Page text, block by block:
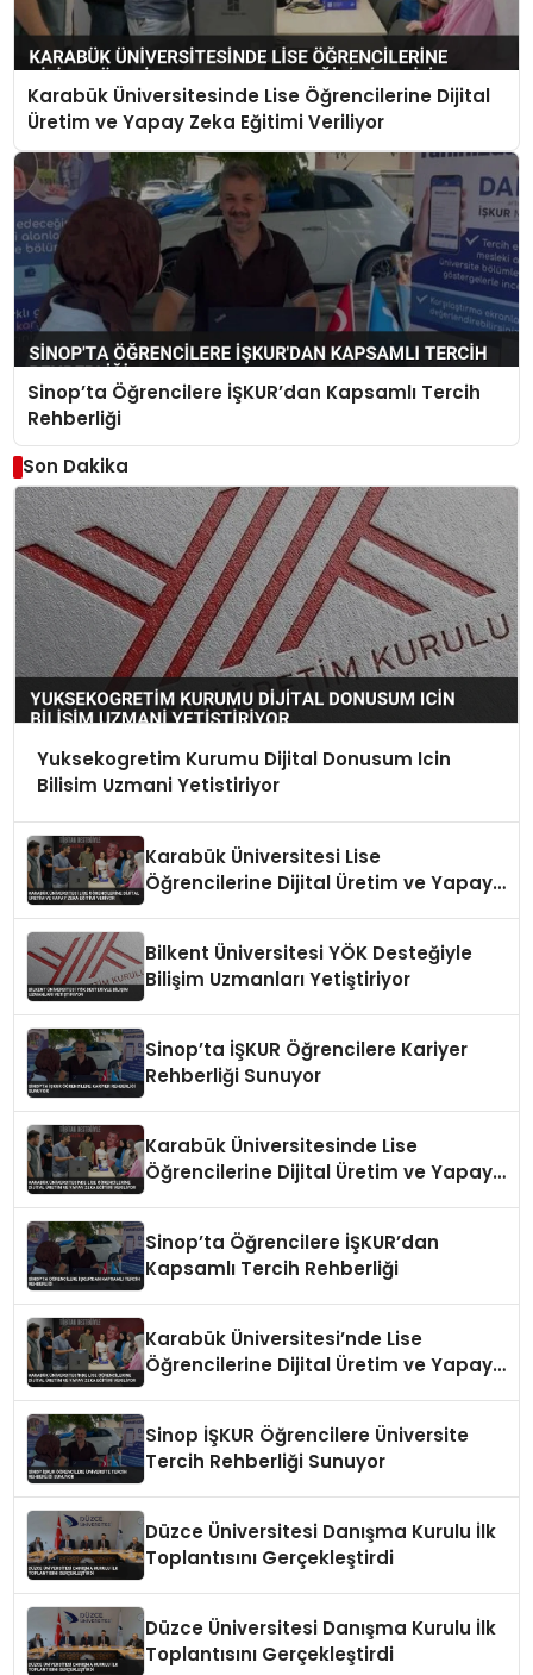
Karabük Üniversitesinde Lise Öğrencilerine Dijital
Üretim ve Yapay Zeka Eğitimi Veriliyor
Sinop’ta Öğrencilere İŞKUR’dan Kapsamlı Tercih
Rehberliği
Son Dakika
Yuksekogretim Kurumu Dijital Donusum Icin
Bilisim Uzmani Yetistiriyor
Karabük Üniversitesi Lise
Öğrencilerine Dijital Üretim ve Yapay
Bilkent Üniversitesi YÖK Desteğiyle
Bilişim Uzmanları Yetiştiriyor
Sinop’ta İŞKUR Öğrencilere Kariyer
Rehberliği Sunuyor
Karabük Üniversitesinde Lise
Öğrencilerine Dijital Üretim ve Yapay
Sinop’ta Öğrencilere İŞKUR’dan
Kapsamlı Tercih Rehberliği
Karabük Üniversitesi’nde Lise
Öğrencilerine Dijital Üretim ve Yapay
Sinop İŞKUR Öğrencilere Üniversite
Tercih Rehberliği Sunuyor
Düzce Üniversitesi Danışma Kurulu İlk
Toplantısını Gerçekleştirdi
Düzce Üniversitesi Danışma Kurulu İlk
Toplantısını Gerçekleştirdi